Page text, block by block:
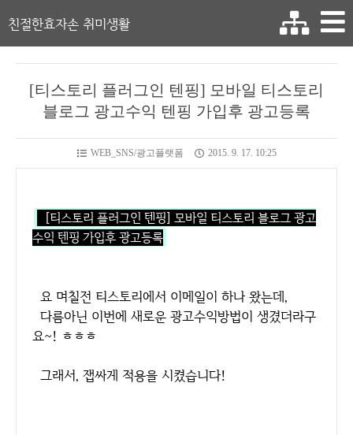
친절한효자손 취미생활
[티스토리 플러그인 텐핑] 모바일 티스토리
블로그 광고수익 텐핑 가입후 광고등록
WEB_SNS/광고플랫폼 2015. 9. 17. 10:25
[티스토리 플러그인 텐핑] 모바일 티스토리 블로그 광고
수익 텐핑 가입후 광고등록
요 며칠전 티스토리에서 이메일이 하나 왔는데,
다름아닌 이번에 새로운 광고수익방법이 생겼더라구
요~! ㅎㅎㅎ
그래서, 잽싸게 적용을 시켰습니다!